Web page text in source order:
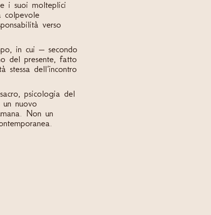
i suoi molteplici
colpevole
verso
in cui – secondo
del presente, fatto
dell’incontro
psicologia del
nuovo
Non un